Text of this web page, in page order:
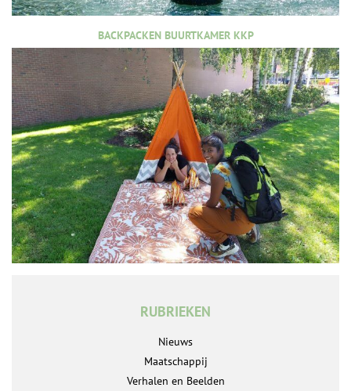
BACKPACKEN BUURTKAMER KKP
RUBRIEKEN
Nieuws
Maatschappij
Verhalen en Beelden